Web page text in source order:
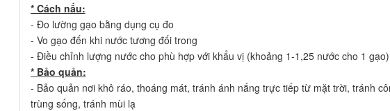
* Cách nấu:
- Đo lường gạo bằng dụng cụ đo
- Vo gạo đến khi nước tương đối trong
- Điều chỉnh lượng nước cho phù hợp với khẩu vị (khoảng 1-1,25 nước cho 1 gạo)
* Bảo quản:
- Bảo quản nơi khô ráo, thoáng mát, tránh ánh nắng trực tiếp từ mặt trời, tránh
trùng sống, tránh mùi lạ